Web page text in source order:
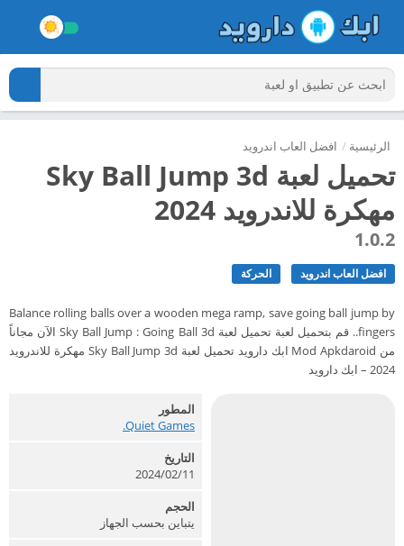
الرئيسية / افضل العاب اندرويد
تحميل لعبة Sky Ball Jump 3d
مهكرة للاندرويد 2024
1.0.2
افضل العاب اندرويد الحركة
Balance rolling balls over a wooden mega ramp, save going ball jump by
fingers.. قم بتحميل لعبة تحميل لعبة Sky Ball Jump : Going Ball 3d الآن مجاناً
من Mod Apkdaroid ابك دارويد تحميل لعبة Sky Ball Jump 3d مهكرة للاندرويد
2024 – ابك دارويد
المطور
Quiet Games.‏
التاريخ
2024/02/11
الحجم
يتباين بحسب الجهاز